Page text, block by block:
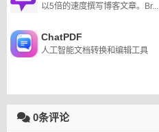
以5倍的速度撰写博客文章。Br...
ChatPDF
人工智能文档转换和编辑工具
0条评论